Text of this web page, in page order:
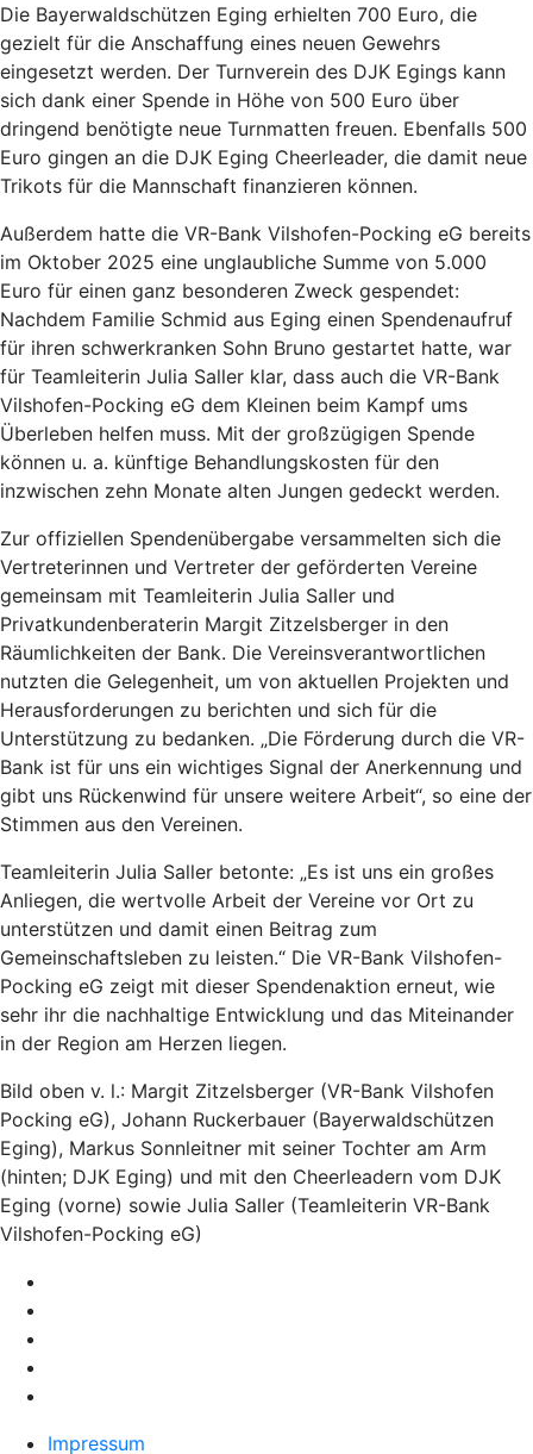
Die Bayerwaldschützen Eging erhielten 700 Euro, die
gezielt für die Anschaffung eines neuen Gewehrs
eingesetzt werden. Der Turnverein des DJK Egings kann
sich dank einer Spende in Höhe von 500 Euro über
dringend benötigte neue Turnmatten freuen. Ebenfalls 500
Euro gingen an die DJK Eging Cheerleader, die damit neue
Trikots für die Mannschaft finanzieren können.
Außerdem hatte die VR-Bank Vilshofen-Pocking eG bereits
im Oktober 2025 eine unglaubliche Summe von 5.000
Euro für einen ganz besonderen Zweck gespendet:
Nachdem Familie Schmid aus Eging einen Spendenaufruf
für ihren schwerkranken Sohn Bruno gestartet hatte, war
für Teamleiterin Julia Saller klar, dass auch die VR-Bank
Vilshofen-Pocking eG dem Kleinen beim Kampf ums
Überleben helfen muss. Mit der großzügigen Spende
können u. a. künftige Behandlungskosten für den
inzwischen zehn Monate alten Jungen gedeckt werden.
Zur offiziellen Spendenübergabe versammelten sich die
Vertreterinnen und Vertreter der geförderten Vereine
gemeinsam mit Teamleiterin Julia Saller und
Privatkundenberaterin Margit Zitzelsberger in den
Räumlichkeiten der Bank. Die Vereinsverantwortlichen
nutzten die Gelegenheit, um von aktuellen Projekten und
Herausforderungen zu berichten und sich für die
Unterstützung zu bedanken. „Die Förderung durch die VR-
Bank ist für uns ein wichtiges Signal der Anerkennung und
gibt uns Rückenwind für unsere weitere Arbeit“, so eine der
Stimmen aus den Vereinen.
Teamleiterin Julia Saller betonte: „Es ist uns ein großes
Anliegen, die wertvolle Arbeit der Vereine vor Ort zu
unterstützen und damit einen Beitrag zum
Gemeinschaftsleben zu leisten.“ Die VR-Bank Vilshofen-
Pocking eG zeigt mit dieser Spendenaktion erneut, wie
sehr ihr die nachhaltige Entwicklung und das Miteinander
in der Region am Herzen liegen.
Bild oben v. l.: Margit Zitzelsberger (VR-Bank Vilshofen
Pocking eG), Johann Ruckerbauer (Bayerwaldschützen
Eging), Markus Sonnleitner mit seiner Tochter am Arm
(hinten; DJK Eging) und mit den Cheerleadern vom DJK
Eging (vorne) sowie Julia Saller (Teamleiterin VR-Bank
Vilshofen-Pocking eG)
Impressum